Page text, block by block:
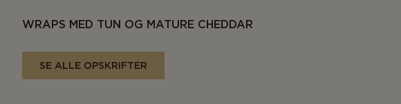
WRAPS MED TUN OG MATURE CHEDDAR
SE ALLE OPSKRIFTER